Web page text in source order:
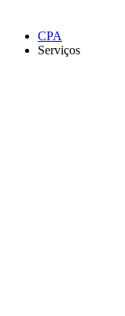
CPA
Serviços